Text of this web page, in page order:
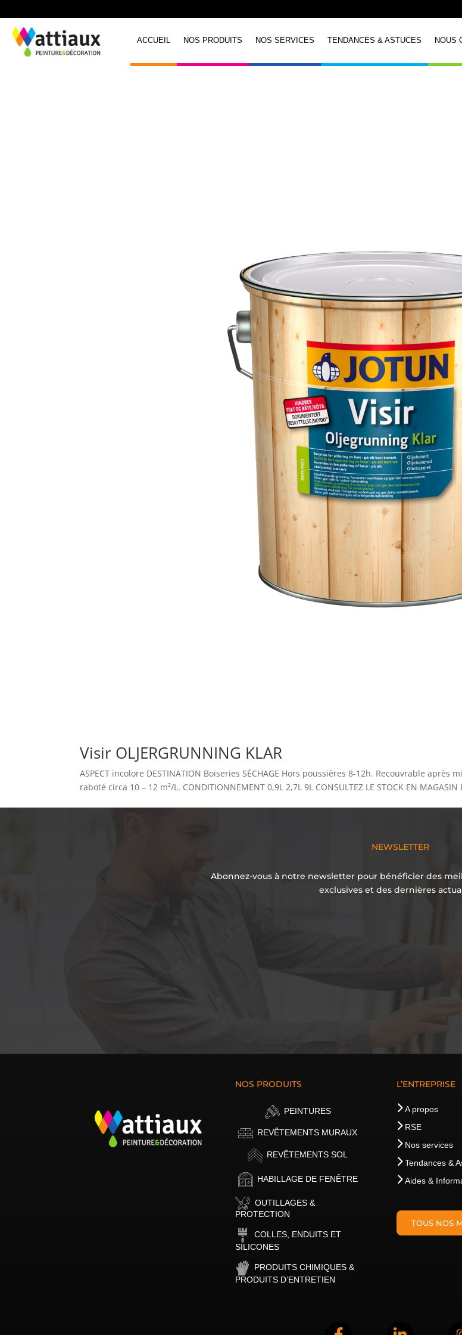
ACCUEIL NOS PRODUITS NOS SERVICES TENDANCES & ASTUCES NOUS
Visir OLJERGRUNNING KLAR
ASPECT incolore DESTINATION Boiseries SÉCHAGE Hors poussières 8-12h. Recouvrable après
raboté circa 10 – 12 m²/L. CONDITIONNEMENT 0,9L 2,7L 9L CONSULTEZ LE STOCK EN
NEWSLETTER
Abonnez-vous à notre newsletter pour bénéficier des
exclusives et des dernières
NOS PRODUITS
PEINTURES
REVÊTEMENTS MURAUX
REVÊTEMENTS SOL
HABILLAGE DE FENÊTRE
OUTILLAGES &
PROTECTION
COLLES, ENDUITS ET
SILICONES
PRODUITS CHIMIQUES &
PRODUITS D’ENTRETIEN
L’ENTREPRISE
A propos
RSE
Nos services
Tendances &
Aides &
TOUS NOS